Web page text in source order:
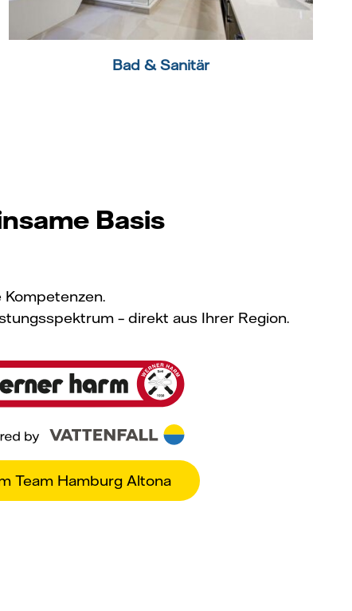
Bad & Sanitär
Basis
– direkt aus Ihrer Region.
Team Hamburg Altona